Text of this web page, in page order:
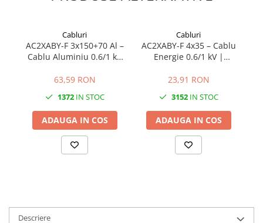
Cabluri coaxiale TV
Cabluri date
Cabluri Electrice
Cabluri energie joasa tensiune -
Cabluri aluminiu coaxial
bransament
Cabluri aluminiu nearmat
cupru
Cabluri
AC2XABY-F 3x150+70 Al –
Cablu Aluminiu 0.6/1 kV
63,59 RON
1372IN STOC
ADAUGA IN COS
Cabluri
AC2XABY-F 4x35 – Cablu
Energie 0.6/1 kV |
XLPE + PVC | Armură Oțel
23,91 RON
3152IN STOC
ADAUGA IN COS
Descriere